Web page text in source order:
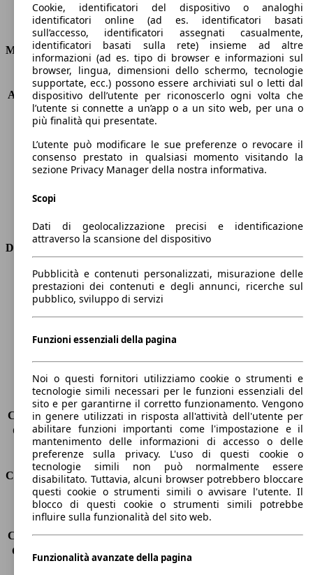
Consumi
Motore e Prestazioni
KW (PS)
110 kW (150 PS)
Accelerazione (0-100 km/h)
8.8s
Velocità massima (km/h)
207 km/h
Numero di marce
6
Coppia
340 nm
Cilindrata
1968 ccm
Carburante
Diesel
Trasmissione
Dimensioni
Lunghezza
4380 mm
Altezza
1620 mm
Larghezza
Peso massimo
2000 kg
Sedili
5
Carico sul tetto
-
Capacità di traino (senza freni) -
Capacità di traino (con freni)
1800 kg
Volume del bagagliaio
521 - 1810 l
Consumi
Emissioni di CO2*
114 g/km (komb.)
Consumo (urbano)
-
Consumo (extra-urbano) -
Consumo (combinato)*
4.3 l/100km
Cookie, identificatori del dispositivo o analoghi
identificatori online (ad es. identificatori basati
sull’accesso, identificatori assegnati casualmente,
identificatori basati sulla rete) insieme ad altre
informazioni (ad es. tipo di browser e informazioni sul
browser, lingua, dimensioni dello schermo, tecnologie
supportate, ecc.) possono essere archiviati sul o letti dal
dispositivo dell’utente per riconoscerlo ogni volta che
l’utente si connette a un’app o a un sito web, per una o
più finalità qui presentate.
L’utente può modificare le sue preferenze o revocare il
consenso prestato in qualsiasi momento visitando la
sezione Privacy Manager della nostra informativa.
Scopi
Dati di geolocalizzazione precisi e identificazione
attraverso la scansione del dispositivo
Pubblicità e contenuti personalizzati, misurazione delle
prestazioni dei contenuti e degli annunci, ricerche sul
pubblico, sviluppo di servizi
Funzioni essenziali della pagina
Noi o questi fornitori utilizziamo cookie o strumenti e
tecnologie simili necessari per le funzioni essenziali del
sito e per garantirne il corretto funzionamento. Vengono
in genere utilizzati in risposta all'attività dell'utente per
abilitare funzioni importanti come l'impostazione e il
mantenimento delle informazioni di accesso o delle
preferenze sulla privacy. L'uso di questi cookie o
tecnologie simili non può normalmente essere
disabilitato. Tuttavia, alcuni browser potrebbero bloccare
questi cookie o strumenti simili o avvisare l'utente. Il
blocco di questi cookie o strumenti simili potrebbe
influire sulla funzionalità del sito web.
Funzionalità avanzate della pagina